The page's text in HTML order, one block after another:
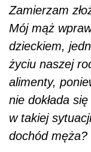
Zamierzam
Mój mąż
dzieckiem,
życiu naszej
alimenty,
nie dokłada
w takiej
dochód męża?